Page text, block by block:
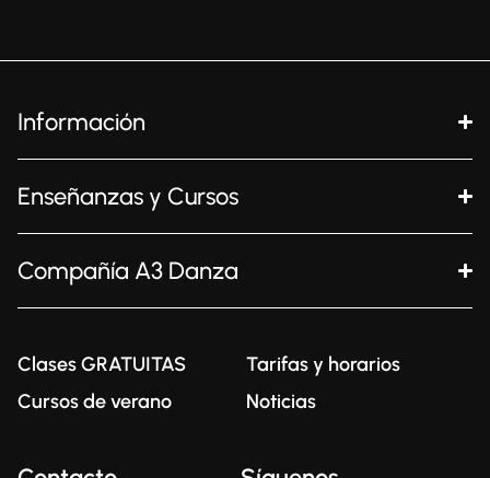
Información
Enseñanzas y Cursos
Compañía A3 Danza
Clases GRATUITAS
Cursos de verano
Tarifas y horarios
Noticias